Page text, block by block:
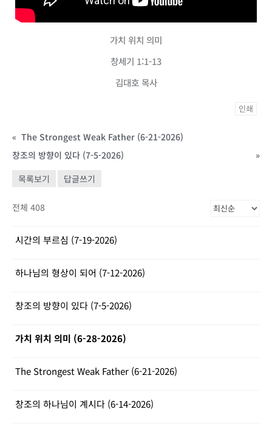
가치 위치 의미
창세기 1:1-13
김대호 목사
인쇄
« The Strongest Weak Father (6-21-2026)
창조의 방향이 있다 (7-5-2026)
»
목록보기
답글쓰기
전체 408
시간의 부르심 (7-19-2026)
하나님의 형상이 되어 (7-12-2026)
창조의 방향이 있다 (7-5-2026)
가치 위치 의미 (6-28-2026)
The Strongest Weak Father (6-21-2026)
창조의 하나님이 계시다 (6-14-2026)